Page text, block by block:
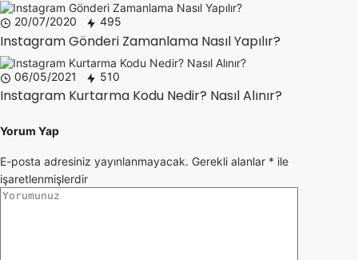
20/07/2020 495
Instagram Gönderi Zamanlama Nasıl Yapılır?
06/05/2021 510
Instagram Kurtarma Kodu Nedir? Nasıl Alınır?
Yorum Yap
E-posta adresiniz yayınlanmayacak. Gerekli alanlar * ile
işaretlenmişlerdir